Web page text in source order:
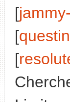
[
[
[